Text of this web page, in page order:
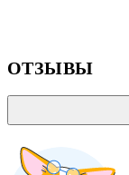
ОТЗЫВЫ